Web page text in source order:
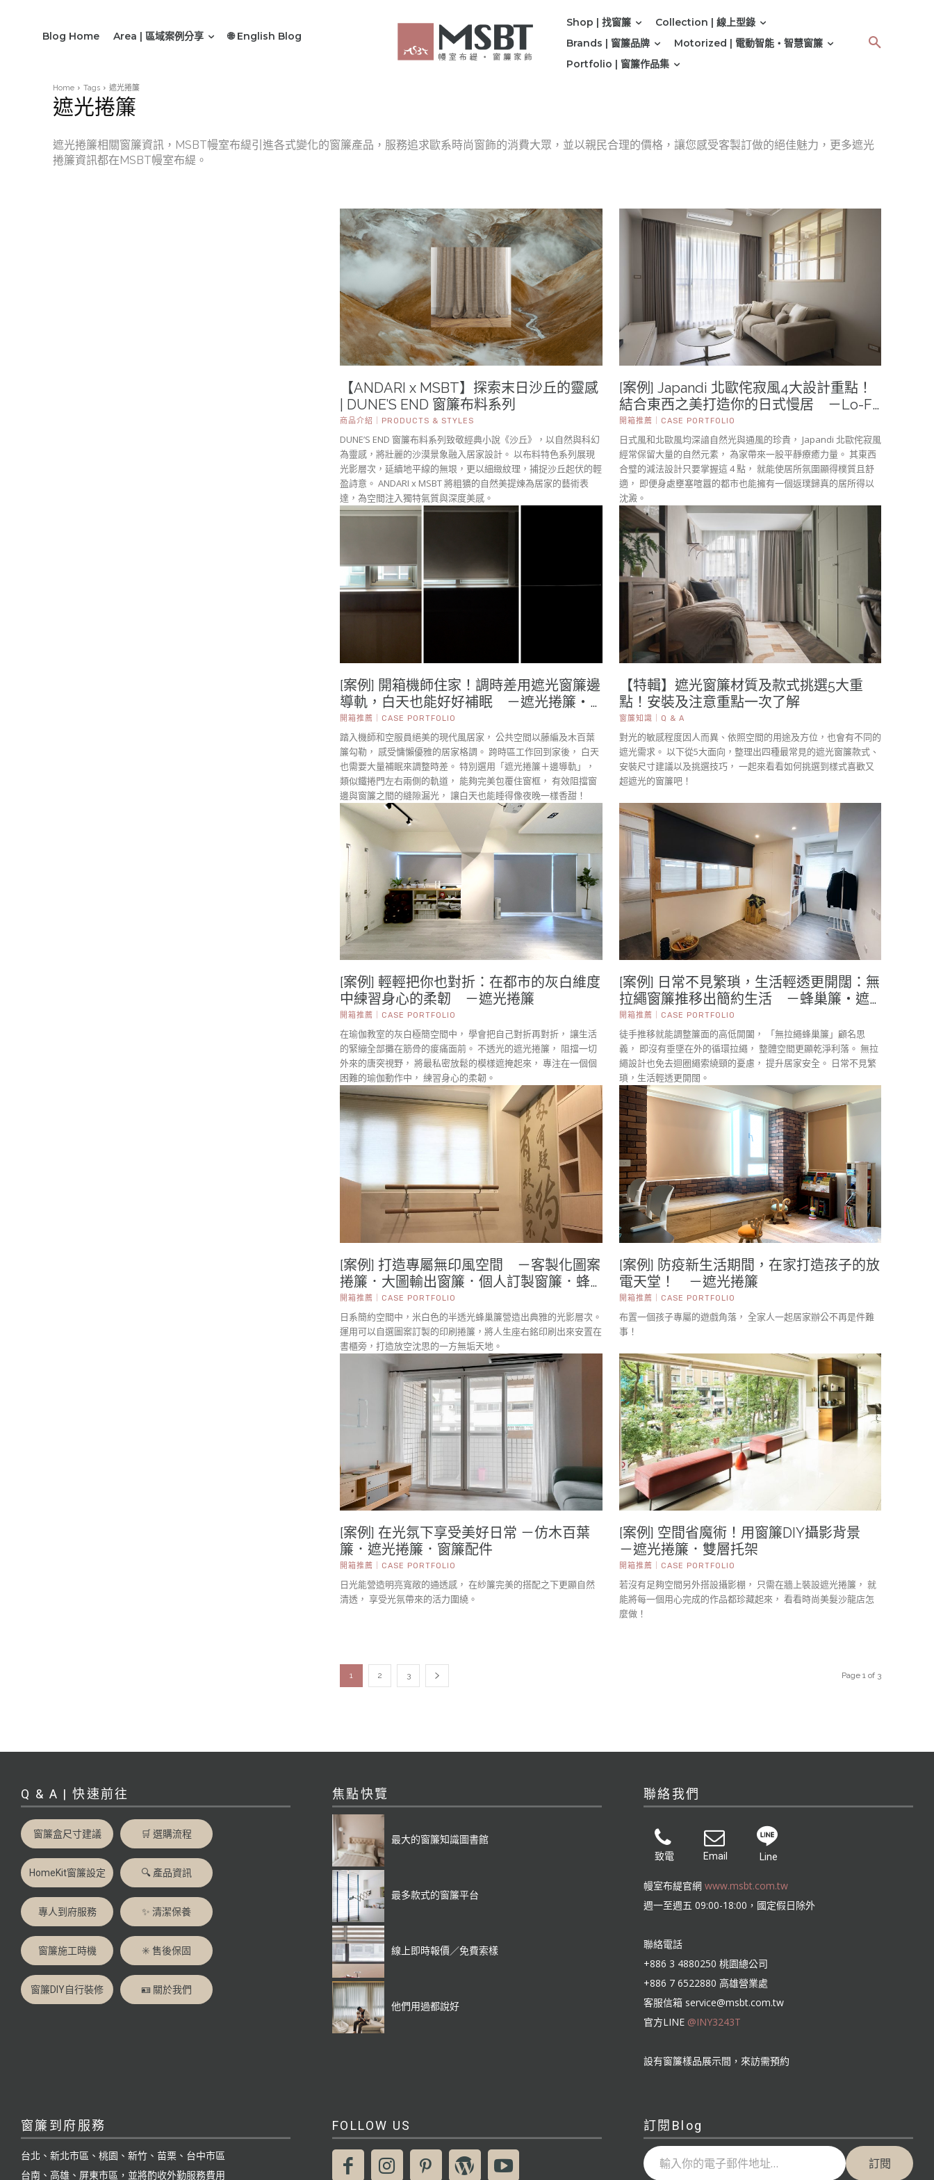
Blog Home Area | 區域案例分享 🌐 English Blog
Shop | 找窗簾
Collection | 線上型錄
Brands | 窗簾品牌
Motorized | 電動智能‧智慧窗簾
Portfolio | 窗簾作品集
Home Tags 遮光捲簾
遮光捲簾
遮光捲簾相關窗簾資訊，MSBT幔室布緹引進各式變化的窗簾產品，服務追求歐系時尚窗飾的消費大眾，並以親民合理的價格，讓您感受客製訂做的絕佳魅力，更多遮光
捲簾資訊都在MSBT幔室布緹。
【ANDARI x MSBT】探索末日沙丘的靈感
| DUNE’S END 窗簾布料系列
商品介紹｜PRODUCTS & STYLES
DUNE’S END 窗簾布料系列致敬經典小說《沙丘》，以自然與科幻
為靈感，將壯麗的沙漠景象融入居家設計。 以布料特色系列展現
光影層次，延續地平線的無垠，更以細緻紋理，捕捉沙丘起伏的輕
盈詩意。 ANDARI x MSBT 將粗獷的自然美提煉為居家的藝術表
達，為空間注入獨特氣質與深度美感。
[案例] Japandi 北歐侘寂風4大設計重點！
結合東西之美打造你的日式慢居 －Lo-Fi
風格訂製紗簾・遮光布簾・捲簾
開箱推薦｜CASE PORTFOLIO
日式風和北歐風均深諳自然光與通風的珍貴， Japandi 北歐侘寂風
經常保留大量的自然元素， 為家帶來一股平靜療癒力量。 其東西
合璧的減法設計只要掌握這 4 點， 就能使居所氛圍顯得樸質且舒
適， 即便身處壅塞喧囂的都市也能擁有一個返璞歸真的居所得以
沈澱。
[案例] 開箱機師住家！調時差用遮光窗簾邊
導軌，白天也能好好補眠 －遮光捲簾・
木百葉簾
開箱推薦｜CASE PORTFOLIO
踏入機師和空服員絕美的現代風居家， 公共空間以藤編及木百葉
簾勾勒， 感受慵懶優雅的居家格調。 跨時區工作回到家後， 白天
也需要大量補眠來調整時差。 特別選用「遮光捲簾＋邊導軌」，
類似鐵捲門左右兩側的軌道， 能夠完美包覆住窗框， 有效阻擋窗
邊與窗簾之間的縫隙漏光， 讓白天也能睡得像夜晚一樣香甜！
【特輯】遮光窗簾材質及款式挑選5大重
點！安裝及注意重點一次了解
窗簾知識｜Q & A
對光的敏感程度因人而異、依照空間的用途及方位，也會有不同的
遮光需求。 以下從5大面向，整理出四種最常見的遮光窗簾款式、
安裝尺寸建議以及挑選技巧， 一起來看看如何挑選到樣式喜歡又
超遮光的窗簾吧！
[案例] 輕輕把你也對折：在都市的灰白維度
中練習身心的柔韌 －遮光捲簾
開箱推薦｜CASE PORTFOLIO
在瑜伽教室的灰白極簡空間中， 學會把自己對折再對折， 讓生活
的緊繃全部攤在筋骨的痠痛面前。 不透光的遮光捲簾， 阻擋一切
外來的唐突視野， 將最私密放鬆的模樣遮掩起來， 專注在一個個
困難的瑜伽動作中， 練習身心的柔韌。
[案例] 日常不見繁瑣，生活輕透更開闊：無
拉繩窗簾推移出簡約生活 －蜂巢簾・遮
光捲簾
開箱推薦｜CASE PORTFOLIO
徒手推移就能調整簾面的高低開闔， 「無拉繩蜂巢簾」顧名思
義， 即沒有垂墜在外的循環拉繩， 整體空間更顯乾淨利落。 無拉
繩設計也免去迴圈繩索繞頸的憂慮， 提升居家安全。 日常不見繁
瑣，生活輕透更開闊。
[案例] 打造專屬無印風空間 －客製化圖案
捲簾．大圖輸出窗簾．個人訂製窗簾．蜂
巢簾
開箱推薦｜CASE PORTFOLIO
日系簡約空間中，米白色的半透光蜂巢簾營造出典雅的光影層次。
運用可以自選圖案訂製的印刷捲簾，將人生座右銘印刷出來安置在
書櫃旁，打造放空沈思的一方無垢天地。
[案例] 防疫新生活期間，在家打造孩子的放
電天堂！ －遮光捲簾
開箱推薦｜CASE PORTFOLIO
布置一個孩子專屬的遊戲角落， 全家人一起居家辦公不再是件難
事！
[案例] 在光氛下享受美好日常 －仿木百葉
簾．遮光捲簾．窗簾配件
開箱推薦｜CASE PORTFOLIO
日光能營造明亮寬敞的通透感， 在紗簾完美的搭配之下更顯自然
清透， 享受光氛帶來的活力圍繞。
[案例] 空間省魔術！用窗簾DIY攝影背景
－遮光捲簾．雙層托架
開箱推薦｜CASE PORTFOLIO
若沒有足夠空間另外搭設攝影棚， 只需在牆上裝設遮光捲簾， 就
能將每一個用心完成的作品都珍藏起來， 看看時尚美髮沙龍店怎
麼做！
1 2 3 Page 1 of 3
Q & A | 快速前往
窗簾盒尺寸建議 🛒 選購流程
HomeKit窗簾設定 🔍 產品資訊
專人到府服務 ✨ 清潔保養
窗簾施工時機 ✳️ 售後保固
窗簾DIY自行裝修 🪪 關於我們
焦點快覽
最大的窗簾知識圖書館
最多款式的窗簾平台
線上即時報價／免費索樣
他們用過都說好
聯絡我們
致電 Email Line
幔室布緹官網 www.msbt.com.tw
週一至週五 09:00-18:00，國定假日除外
聯絡電話
+886 3 4880250 桃園總公司
+886 7 6522880 高雄營業處
客服信箱 service@msbt.com.tw
官方LINE @INY3243T
設有窗簾樣品展示間，來訪需預約
窗簾到府服務
台北、新北市區、桃園、新竹、苗栗、台中市區
台南、高雄、屏東市區，並將酌收外勤服務費用
FOLLOW US 訂閱Blog
輸入你的電子郵件地址…
訂閱